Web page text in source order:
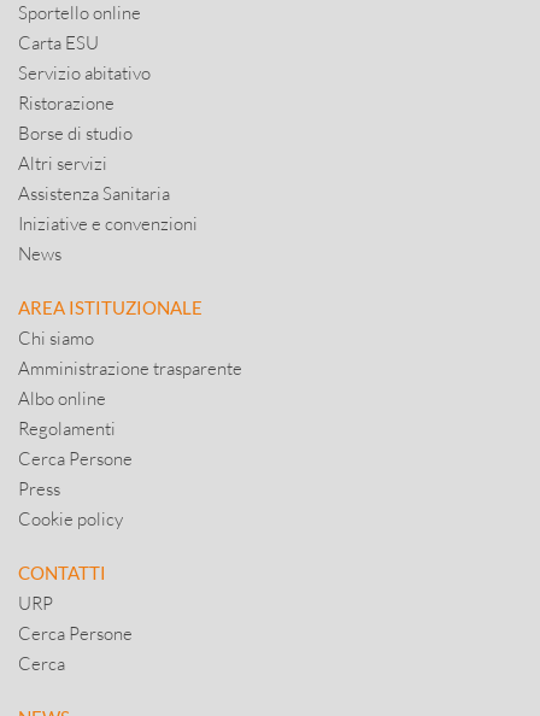
Sportello online
Carta ESU
Servizio abitativo
Ristorazione
Borse di studio
Altri servizi
Assistenza Sanitaria
Iniziative e convenzioni
News
AREA ISTITUZIONALE
Chi siamo
Amministrazione trasparente
Albo online
Regolamenti
Cerca Persone
Press
Cookie policy
CONTATTI
URP
Cerca Persone
Cerca